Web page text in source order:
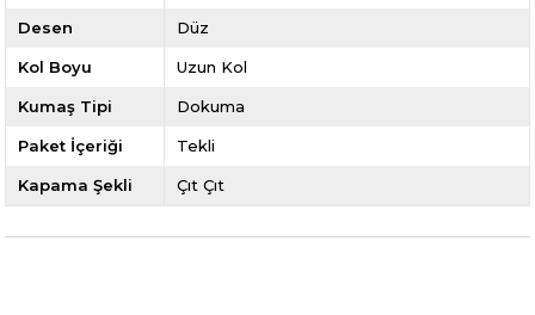
Desen Düz
Kol Boyu Uzun Kol
Kumaş Tipi Dokuma
Paket İçeriği Tekli
Kapama Şekli Çıt Çıt